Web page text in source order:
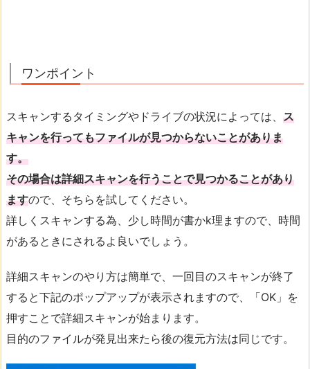
ワンポイント
スキャンするタイミングやドライブの状況によっては、 ス
キャンを行ってもファイルが見つからないことがありま
す。
その場合は詳細スキャンを行うことで見つかることがあり
ますので、そちらを試してください。
詳しくスキャンする為、少し時間が書かk理ますので、時間
があるときにされるよ良いでしょう。
詳細スキャンのやり方は簡単で、一回目のスキャンが終了
すると下記のポップアップが表示されますので、「OK」を
押すことで詳細スキャンが始まります。
目的のファイルが発見出来たら後の復元方法は同じです。